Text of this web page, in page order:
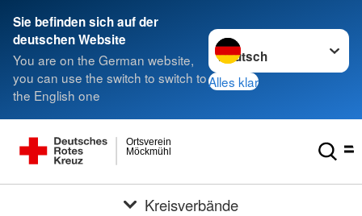
Sie befinden sich auf der
deutschen Website
You are on the German website,
you can use the switch to switch to
the English one
Sprache wechseln zu
Alles klar
Möckmühl
Ortsverein
Kreisverbände